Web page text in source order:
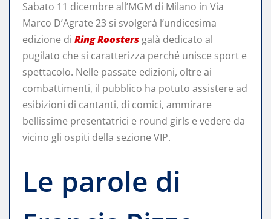
Sabato 11 dicembre all’MGM di Milano in Via
Marco D’Agrate 23 si svolgerà l’undicesima
edizione di Ring Roosters galà dedicato al
pugilato che si caratterizza perché unisce sport e
spettacolo. Nelle passate edizioni, oltre ai
combattimenti, il pubblico ha potuto assistere ad
esibizioni di cantanti, di comici, ammirare
bellissime presentatrici e round girls e vedere da
vicino gli ospiti della sezione VIP.
Le parole di